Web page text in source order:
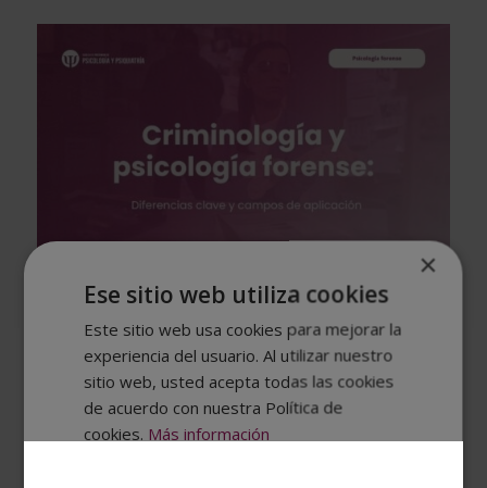
Diferencia entre criminología y psicología
May 26, 2026|Psicología Forense y Criminal
Cuando una serie de televisión muestra a un profesional
analizando la mente de un asesino en serie o
×
Ese sitio web utiliza cookies
Este sitio web usa cookies para mejorar la
experiencia del usuario. Al utilizar nuestro
sitio web, usted acepta todas las cookies
de acuerdo con nuestra Política de
cookies. Más información